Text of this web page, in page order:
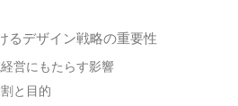
るデザイン戦略の重要性
営にもたらす影響
と目的